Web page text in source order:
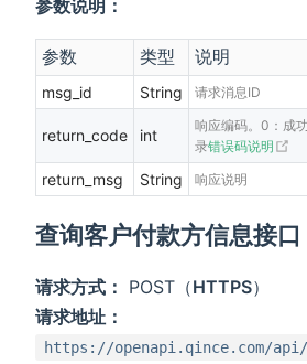
参数说明：
参数 类型 说明
msg_id String 请求消息ID
return_code int
响应编码。0：成
录错误码说明
return_msg String 响应说明
查询客户付款方信息接口
请求方式： POST（HTTPS）
请求地址：
https://openapi.qince.com/api/